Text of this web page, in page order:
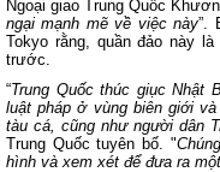
Ngoại giao Trung Quốc
ngại mạnh mẽ về việc này”.
Tokyo rằng, quần đảo này
trước.
“Trung Quốc thúc giục Nhật
luật pháp ở vùng biên giới
tàu cá, cũng như người dân
Trung Quốc tuyên bố. "
hình và xem xét để đưa ra